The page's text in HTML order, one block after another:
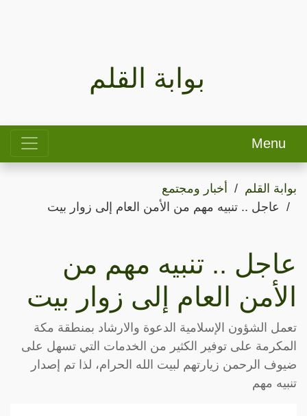
بوابة القلم
Menu
بوابة القلم
أخبار ومجتمع
عاجل .. تنبيه مهم من الأمن العام إلى زوار بيت
عاجل .. تنبيه مهم من
الأمن العام إلى زوار بيت
تعمل الشؤون الإسلامية الدعوة والارشاد بمنطقة مكة
المكرمة على توفير الكثير من الخدمات التي تسهل على
ضيوف الرحمن زيارتهم لبيت الله الحرام، لذا تم إصدار
تنبيه مهم